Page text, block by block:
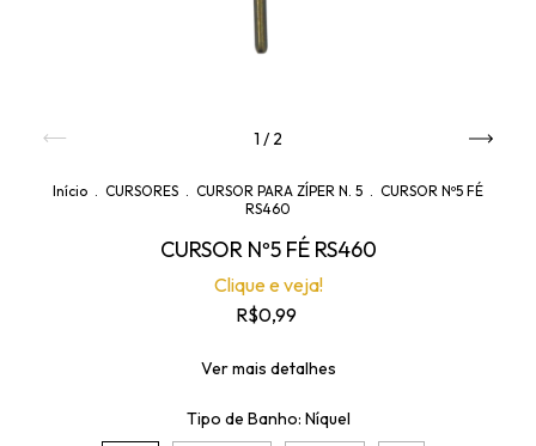
1 /2
Início . CURSORES . CURSOR PARA ZÍPER N. 5 . CURSOR Nº5 FÉ
RS460
CURSOR Nº5 FÉ RS460
Clique e veja!
R$0,99
Ver mais detalhes
Tipo de Banho: Níquel